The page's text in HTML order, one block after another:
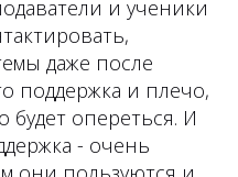
и ученики
даже после
поддержка и плечо,
будет опереться. И
- очень